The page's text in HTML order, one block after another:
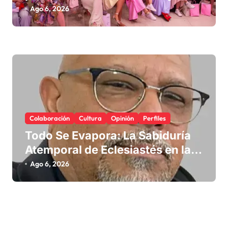
Emprendimiento
Ago 6, 2026
Colaboración Cultura Opinión Perfiles
Todo Se Evapora: La Sabiduría
Atemporal de Eclesiastés en la
Era Digital
Ago 6, 2026